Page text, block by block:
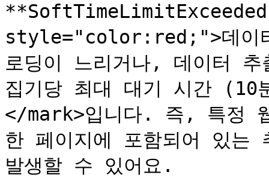
style="color:red;">데이터
로딩이 느리거나, 데이터
집기당 최대 대기 시간 (10
</mark>입니다. 즉, 특정
한 페이지에 포함되어 있는
발생할 수 있어요.